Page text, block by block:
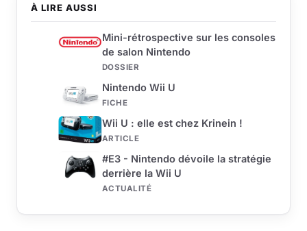
À LIRE AUSSI
Mini-rétrospective sur les consoles
de salon Nintendo
DOSSIER
Nintendo Wii U
FICHE
Wii U : elle est chez Krinein !
ARTICLE
#E3 - Nintendo dévoile la stratégie
derrière la Wii U
ACTUALITÉ